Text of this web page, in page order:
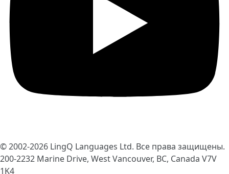
© 2002-2026 LingQ Languages Ltd. Все права защищены.
200-2232 Marine Drive, West Vancouver, BC, Canada V7V
1K4